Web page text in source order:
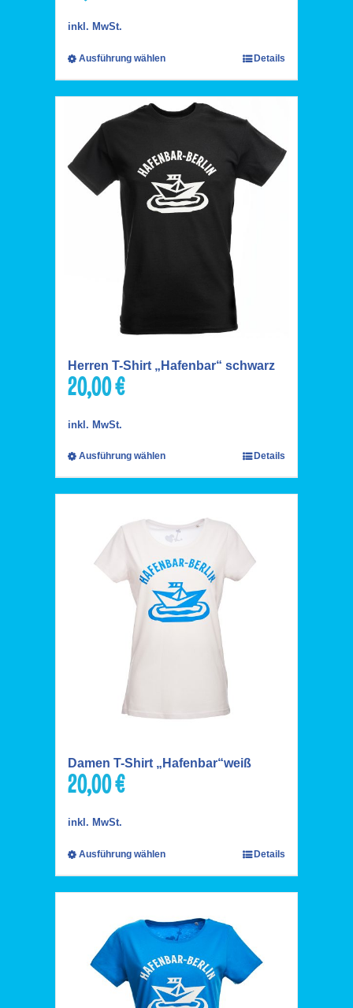
inkl. MwSt.
Ausführung wählen Details
Herren T-Shirt „Hafenbar“ schwarz
20,00€
inkl. MwSt.
Ausführung wählen Details
Damen T-Shirt „Hafenbar“weiß
20,00€
inkl. MwSt.
Ausführung wählen Details